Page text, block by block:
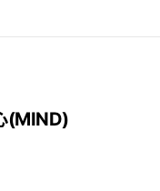
(MIND)